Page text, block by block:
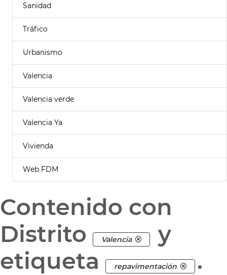
Sanidad
Tráfico
Urbanismo
Valencia
Valencia verde
Valencia Ya
Vivienda
Web FDM
Contenido con
Distrito
Valencia
y
etiqueta
repavimentación .